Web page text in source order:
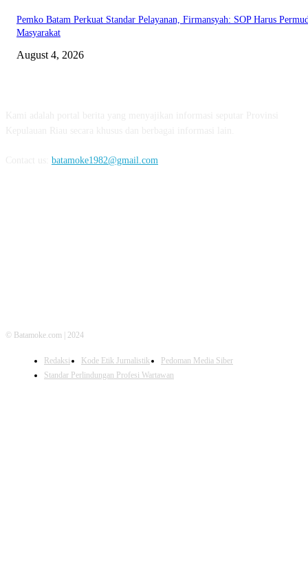
Pemko Batam Perkuat Standar Pelayanan, Firmansyah: SOP Harus
Masyarakat
August 4, 2026
batamoke1982@gmail.com
© Batamoke.com | 2024
Redaksi Kode Etik Jurnalistik
Pedoman Media Siber
Standar Perlindungan Profesi Wartawan